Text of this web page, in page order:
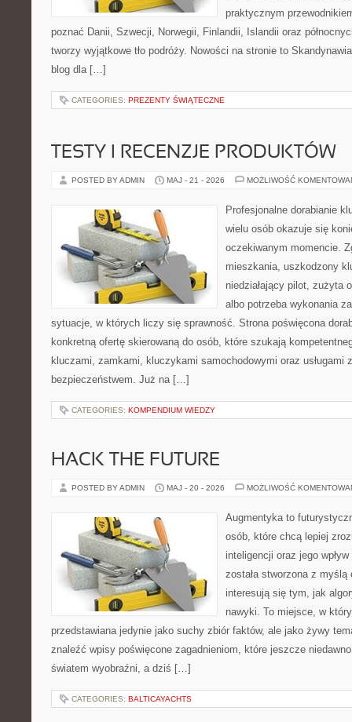
praktycznym
poznać Danii, Szwecji, Norwegii, Finlandii, Islandii oraz
tworzy wyjątkowe tło podróży. Nowości na stronie to
blog dla […]
CATEGORIES: PREZENTY ŚWIĄTECZNE
TESTY I RECENZJE PRODUKTÓW
POSTED BY ADMIN MAJ - 21 - 2026 MOŻLIWOŚĆ
Profesjonalne dorabianie
wielu osób okazuje się
oczekiwanym momencie.
mieszkania, uszkodzony
niedziałający pilot, zużyta
albo potrzeba wykonania
sytuacje, w których liczy się sprawność. Strona poświęcona
konkretną ofertę skierowaną do osób, które szukają
kluczami, zamkami, kluczykami samochodowymi oraz usługami
bezpieczeństwem. Już na […]
CATEGORIES: KOMPENDIUM WIEDZY
HACK THE FUTURE
POSTED BY ADMIN MAJ - 20 - 2026 MOŻLIWOŚĆ
Augmentyka to
osób, które chcą lepiej
inteligencji oraz jego
została stworzona z
interesują się tym, jak
nawyki. To miejsce, w
przedstawiana jedynie jako suchy zbiór faktów, ale jako żywy
znaleźć wpisy poświęcone zagadnieniom, które jeszcze niedawno
światem wyobraźni, a dziś […]
CATEGORIES: BALTICAYACHTS